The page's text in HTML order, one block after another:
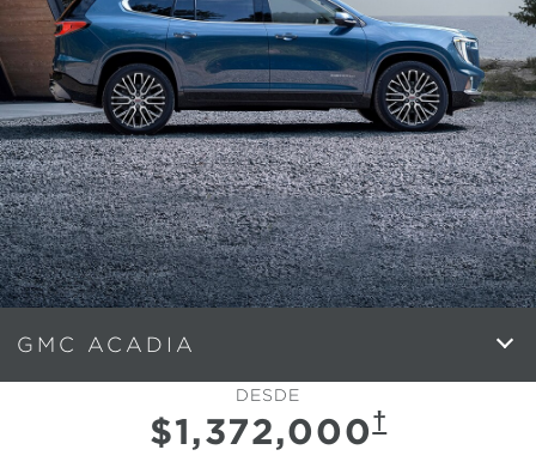
GMC ACADIA
DESDE
$1,372,000†